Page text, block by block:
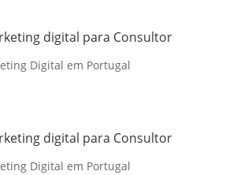
digital para Consultor
Digital em Portugal
digital para Consultor
Digital em Portugal